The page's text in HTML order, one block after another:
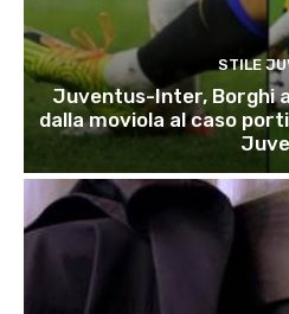
STILE
Juventus-Inter, Borghi
dalla moviola al caso
Juve